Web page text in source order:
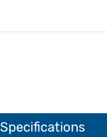
Specifications